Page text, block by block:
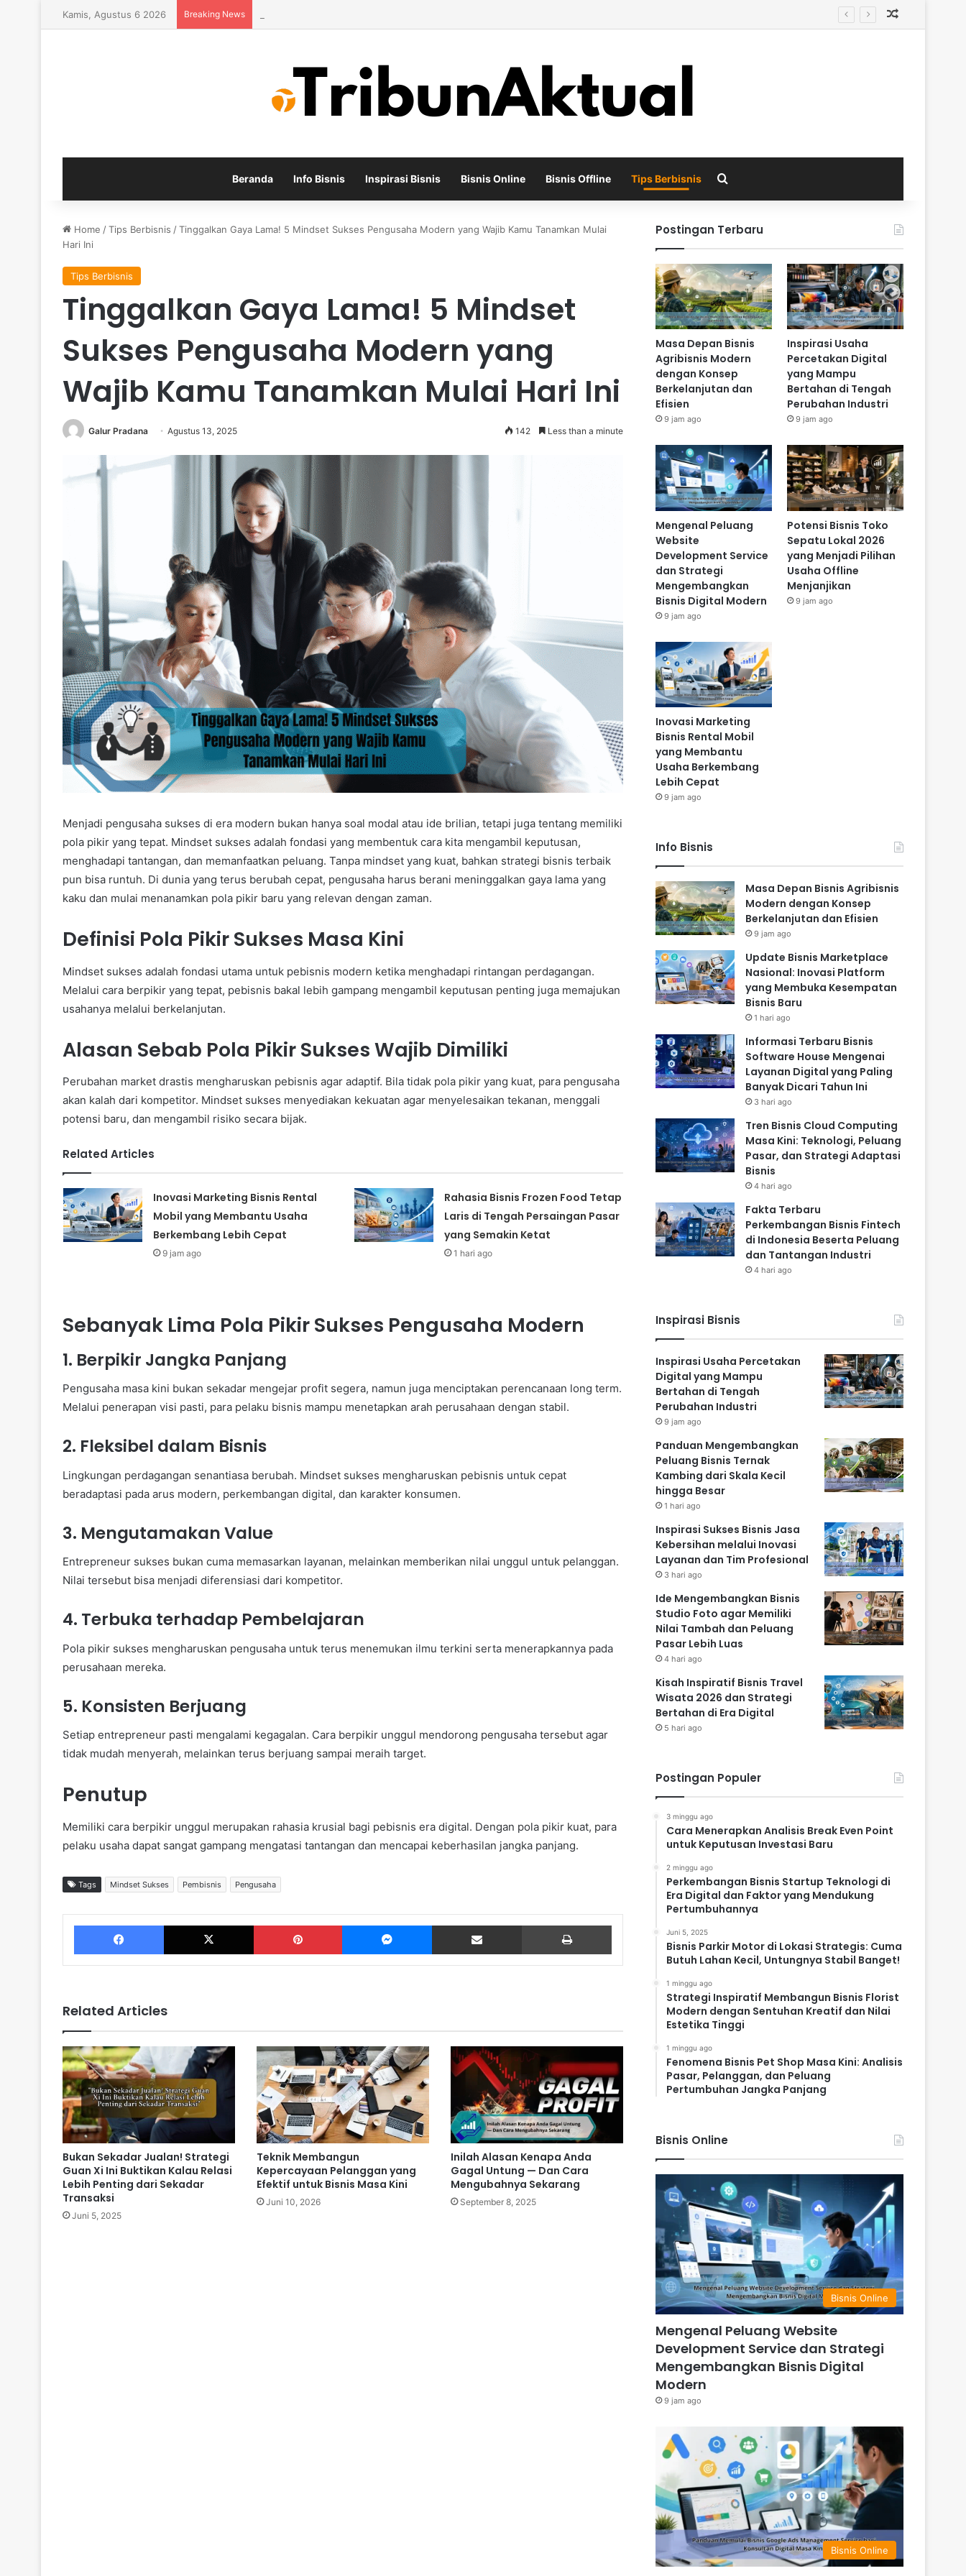
Kamis, Agustus 6 2026 Breaking News
Beranda Info Bisnis Inspirasi Bisnis Bisnis Online Bisnis Offline Tips Berbisnis Search for
Home /Tips Berbisnis /Tinggalkan Gaya Lama! 5 Mindset Sukses Pengusaha Modern yang Wajib Kamu Tanamkan Mulai
Hari Ini
Tips Berbisnis
Tinggalkan Gaya Lama! 5 Mindset
Sukses Pengusaha Modern yang
Wajib Kamu Tanamkan Mulai Hari Ini
Galur Pradana Agustus 13, 2025 142 Less than a minute
Menjadi pengusaha sukses di era modern bukan hanya soal modal atau ide brilian, tetapi juga tentang memiliki
pola pikir yang tepat. Mindset sukses adalah fondasi yang membentuk cara kita mengambil keputusan,
menghadapi tantangan, dan memanfaatkan peluang. Tanpa mindset yang kuat, bahkan strategi bisnis terbaik
pun bisa runtuh. Di dunia yang terus berubah cepat, pengusaha harus berani meninggalkan gaya lama yang
kaku dan mulai menanamkan pola pikir baru yang relevan dengan zaman.
Definisi Pola Pikir Sukses Masa Kini
Mindset sukses adalah fondasi utama untuk pebisnis modern ketika menghadapi rintangan perdagangan.
Melalui cara berpikir yang tepat, pebisnis bakal lebih gampang mengambil keputusan penting juga memajukan
usahanya melalui berkelanjutan.
Alasan Sebab Pola Pikir Sukses Wajib Dimiliki
Perubahan market drastis mengharuskan pebisnis agar adaptif. Bila tidak pola pikir yang kuat, para pengusaha
akan kalah dari kompetitor. Mindset sukses menyediakan kekuatan agar menyelesaikan tekanan, menggali
potensi baru, dan mengambil risiko secara bijak.
Related Articles
Inovasi Marketing Bisnis Rental
Mobil yang Membantu Usaha
Berkembang Lebih Cepat
9 jam ago
Rahasia Bisnis Frozen Food Tetap
Laris di Tengah Persaingan Pasar
yang Semakin Ketat
1 hari ago
Sebanyak Lima Pola Pikir Sukses Pengusaha Modern
1. Berpikir Jangka Panjang
Pengusaha masa kini bukan sekadar mengejar profit segera, namun juga menciptakan perencanaan long term.
Melalui penerapan visi pasti, para pelaku bisnis mampu menetapkan arah perusahaan dengan stabil.
2. Fleksibel dalam Bisnis
Lingkungan perdagangan senantiasa berubah. Mindset sukses mengharuskan pebisnis untuk cepat
beradaptasi pada arus modern, perkembangan digital, dan karakter konsumen.
3. Mengutamakan Value
Entrepreneur sukses bukan cuma memasarkan layanan, melainkan memberikan nilai unggul untuk pelanggan.
Nilai tersebut bisa menjadi diferensiasi dari kompetitor.
4. Terbuka terhadap Pembelajaran
Pola pikir sukses mengharuskan pengusaha untuk terus menemukan ilmu terkini serta menerapkannya pada
perusahaan mereka.
5. Konsisten Berjuang
Setiap entrepreneur pasti mengalami kegagalan. Cara berpikir unggul mendorong pengusaha tersebut agar
tidak mudah menyerah, melainkan terus berjuang sampai meraih target.
Penutup
Memiliki cara berpikir unggul merupakan rahasia krusial bagi pebisnis era digital. Dengan pola pikir kuat, para
pelaku usaha dapat sangat gampang mengatasi tantangan dan mencapai keberhasilan jangka panjang.
Tags Mindset Sukses Pembisnis Pengusaha
Facebook X Pinterest Messenger Share via Email
Related Articles
Bukan Sekadar Jualan! Strategi
Guan Xi Ini Buktikan Kalau Relasi
Lebih Penting dari Sekadar
Transaksi
Juni 5, 2025
Teknik Membangun
Kepercayaan Pelanggan yang
Efektif untuk Bisnis Masa Kini
Juni 10, 2026
Inilah Alasan Kenapa Anda
Gagal Untung — Dan Cara
Mengubahnya Sekarang
September 8, 2025
Postingan Terbaru
Masa Depan Bisnis
Agribisnis Modern
dengan Konsep
Berkelanjutan dan
Efisien
9 jam ago
Inspirasi Usaha
Percetakan Digital
yang Mampu
Bertahan di Tengah
Perubahan Industri
9 jam ago
Mengenal Peluang
Website
Development Service
dan Strategi
Mengembangkan
Bisnis Digital Modern
9 jam ago
Potensi Bisnis Toko
Sepatu Lokal 2026
yang Menjadi Pilihan
Usaha Offline
Menjanjikan
9 jam ago
Inovasi Marketing
Bisnis Rental Mobil
yang Membantu
Usaha Berkembang
Lebih Cepat
9 jam ago
Info Bisnis
Masa Depan Bisnis Agribisnis
Modern dengan Konsep
Berkelanjutan dan Efisien
9 jam ago
Update Bisnis Marketplace
Nasional: Inovasi Platform
yang Membuka Kesempatan
Bisnis Baru
1 hari ago
Informasi Terbaru Bisnis
Software House Mengenai
Layanan Digital yang Paling
Banyak Dicari Tahun Ini
3 hari ago
Tren Bisnis Cloud Computing
Masa Kini: Teknologi, Peluang
Pasar, dan Strategi Adaptasi
Bisnis
4 hari ago
Fakta Terbaru
Perkembangan Bisnis Fintech
di Indonesia Beserta Peluang
dan Tantangan Industri
4 hari ago
Inspirasi Bisnis
Inspirasi Usaha Percetakan
Digital yang Mampu
Bertahan di Tengah
Perubahan Industri
9 jam ago
Panduan Mengembangkan
Peluang Bisnis Ternak
Kambing dari Skala Kecil
hingga Besar
1 hari ago
Inspirasi Sukses Bisnis Jasa
Kebersihan melalui Inovasi
Layanan dan Tim Profesional
3 hari ago
Ide Mengembangkan Bisnis
Studio Foto agar Memiliki
Nilai Tambah dan Peluang
Pasar Lebih Luas
4 hari ago
Kisah Inspiratif Bisnis Travel
Wisata 2026 dan Strategi
Bertahan di Era Digital
5 hari ago
Postingan Populer
3 minggu ago
Cara Menerapkan Analisis Break Even Point
untuk Keputusan Investasi Baru
2 minggu ago
Perkembangan Bisnis Startup Teknologi di
Era Digital dan Faktor yang Mendukung
Pertumbuhannya
Juni 5, 2025
Bisnis Parkir Motor di Lokasi Strategis: Cuma
Butuh Lahan Kecil, Untungnya Stabil Banget!
1 minggu ago
Strategi Inspiratif Membangun Bisnis Florist
Modern dengan Sentuhan Kreatif dan Nilai
Estetika Tinggi
1 minggu ago
Fenomena Bisnis Pet Shop Masa Kini: Analisis
Pasar, Pelanggan, dan Peluang
Pertumbuhan Jangka Panjang
Bisnis Online
Bisnis Online
Mengenal Peluang Website
Development Service dan Strategi
Mengembangkan Bisnis Digital
Modern
9 jam ago
Bisnis Online